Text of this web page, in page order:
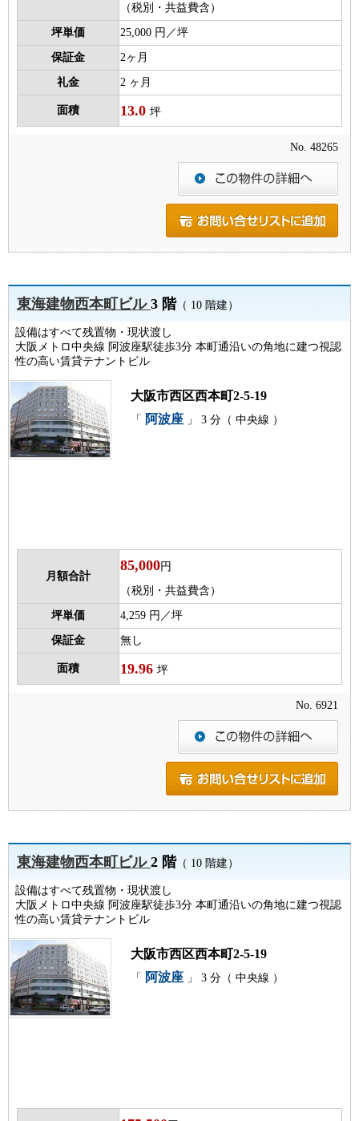
（税別・共益費含）
坪単価 25,000 円／坪
保証金 2ヶ月
礼金 2 ヶ月
面積 13.0 坪
No. 48265
東海建物西本町ビル3 階（ 10 階建）
設備はすべて残置物・現状渡し
大阪メトロ中央線 阿波座駅徒歩3分 本町通沿いの角地に建つ視認
性の高い賃貸テナントビル
大阪市西区西本町2-5-19
「 阿波座 」 3 分（ 中央線 ）
月額合計
85,000円
（税別・共益費含）
坪単価 4,259 円／坪
保証金 無し
面積 19.96 坪
No. 6921
東海建物西本町ビル2 階（ 10 階建）
設備はすべて残置物・現状渡し
大阪メトロ中央線 阿波座駅徒歩3分 本町通沿いの角地に建つ視認
性の高い賃貸テナントビル
大阪市西区西本町2-5-19
「 阿波座 」 3 分（ 中央線 ）